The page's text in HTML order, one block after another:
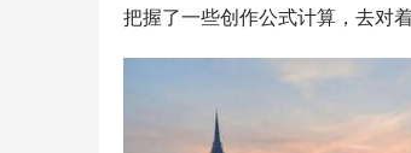
把握了一些创作公式计算，去对